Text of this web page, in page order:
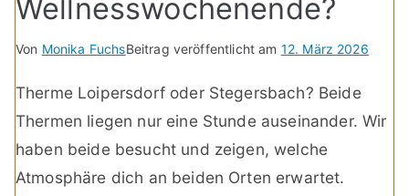
Wellnesswochenende?
Von Monika FuchsBeitrag veröffentlicht am 12. März 2026
Therme Loipersdorf oder Stegersbach? Beide
Thermen liegen nur eine Stunde auseinander. Wir
haben beide besucht und zeigen, welche
Atmosphäre dich an beiden Orten erwartet.